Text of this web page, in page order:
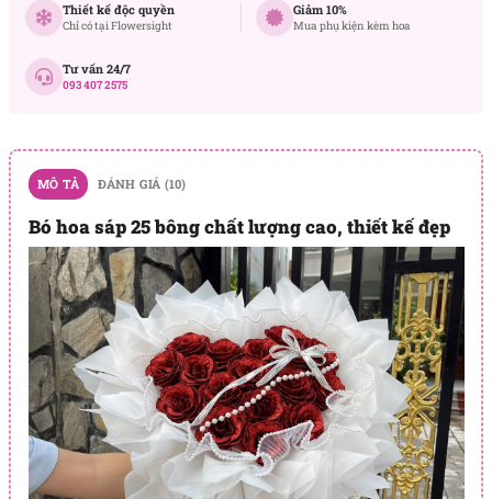
Thiết kế độc quyền
Chỉ có tại Flowersight
Giảm 10%
Mua phụ kiện kèm hoa
Tư vấn 24/7
093 407 2575
MÔ TẢ ĐÁNH GIÁ (10)
Bó hoa sáp 25 bông chất lượng cao, thiết kế đẹp